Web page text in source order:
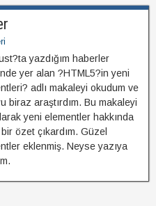
yazdığım haberler
yer alan ?HTML5?in yeni
adlı makaleyi okudum ve
biraz araştırdım. Bu makaleyi
yeni elementler hakkında
özet çıkardım. Güzel
eklenmiş. Neyse yazıya